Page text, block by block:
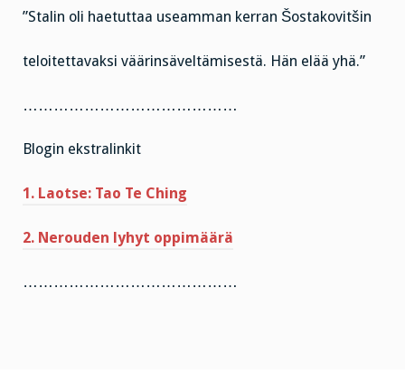
”Stalin oli haetuttaa useamman kerran Šostakovitšin
teloitettavaksi väärinsäveltämisestä. Hän elää yhä.”
……………………………………
Blogin ekstralinkit
1. Laotse: Tao Te Ching
2. Nerouden lyhyt oppimäärä
……………………………………